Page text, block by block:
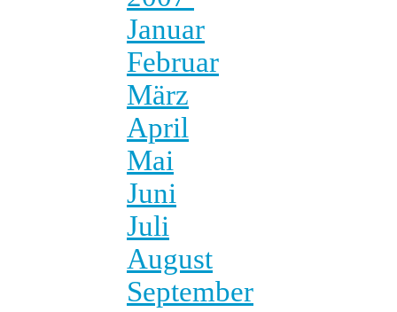
Januar
Februar
März
April
Mai
Juni
Juli
August
September